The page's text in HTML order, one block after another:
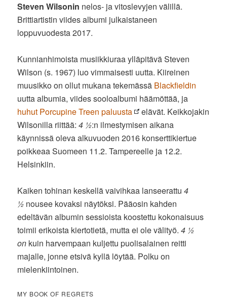
Steven Wilsonin nelos- ja vitoslevyjen välillä.
Brittiartistin viides albumi julkaistaneen
loppuvuodesta 2017.
Kunnianhimoista musiikkiuraa ylläpitävä Steven
Wilson (s. 1967) luo vimmaisesti uutta. Kiireinen
muusikko on ollut mukana tekemässä Blackfieldin
uutta albumia, viides sooloalbumi häämöttää, ja
huhut Porcupine Treen paluusta
elävät. Keikkojakin
Wilsonilla riittää:4 ½:n ilmestymisen aikana
käynnissä oleva alkuvuoden 2016 konserttikiertue
poikkeaa Suomeen 11.2. Tampereelle ja 12.2.
Helsinkiin.
Kaiken tohinan keskellä vaivihkaa lanseerattu4
½ nousee kovaksi näytöksi. Pääosin kahden
edeltävän albumin sessioista koostettu kokonaisuus
toimii erikoista kiertotietä, mutta ei ole välityö.4 ½
on kuin harvempaan kuljettu puolisalainen reitti
majalle, jonne etsivä kyllä löytää. Polku on
mielenkiintoinen.
MY BOOK OF REGRETS